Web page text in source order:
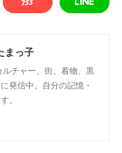
まっ子
チャー、街、着物、黒
発信中。自分の記憶・
。